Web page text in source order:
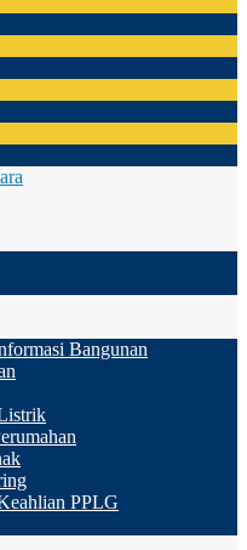
Bangunan
PPLG